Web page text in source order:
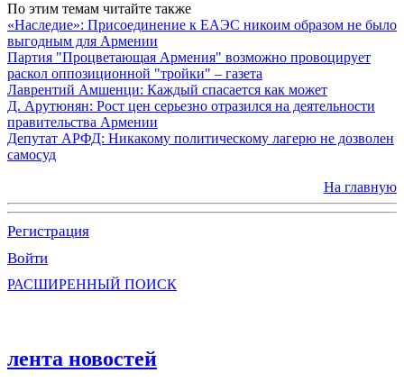
По этим темам читайте также
«Наследие»: Присоединение к ЕАЭС никоим образом не было
выгодным для Армении
Партия "Процветающая Армения" возможно провоцирует
раскол оппозиционной "тройки" – газета
Лаврентий Амшенци: Каждый спасается как может
Д. Арутюнян: Рост цен серьезно отразился на деятельности
правительства Армении
Депутат АРФД: Никакому политическому лагерю не дозволен
самосуд
На главную
Регистрация
Войти
РАСШИРЕННЫЙ ПОИСК
лента новостей